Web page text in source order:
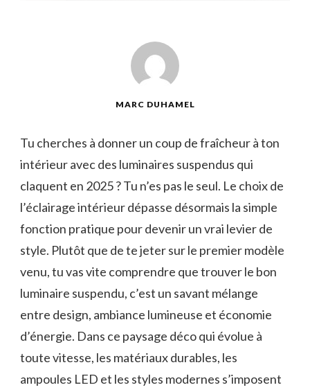
MARC DUHAMEL
Tu cherches à donner un coup de fraîcheur à ton
intérieur avec des luminaires suspendus qui
claquent en 2025 ? Tu n’es pas le seul. Le choix de
l’éclairage intérieur dépasse désormais la simple
fonction pratique pour devenir un vrai levier de
style. Plutôt que de te jeter sur le premier modèle
venu, tu vas vite comprendre que trouver le bon
luminaire suspendu, c’est un savant mélange
entre design, ambiance lumineuse et économie
d’énergie. Dans ce paysage déco qui évolue à
toute vitesse, les matériaux durables, les
ampoules LED et les styles modernes s’imposent